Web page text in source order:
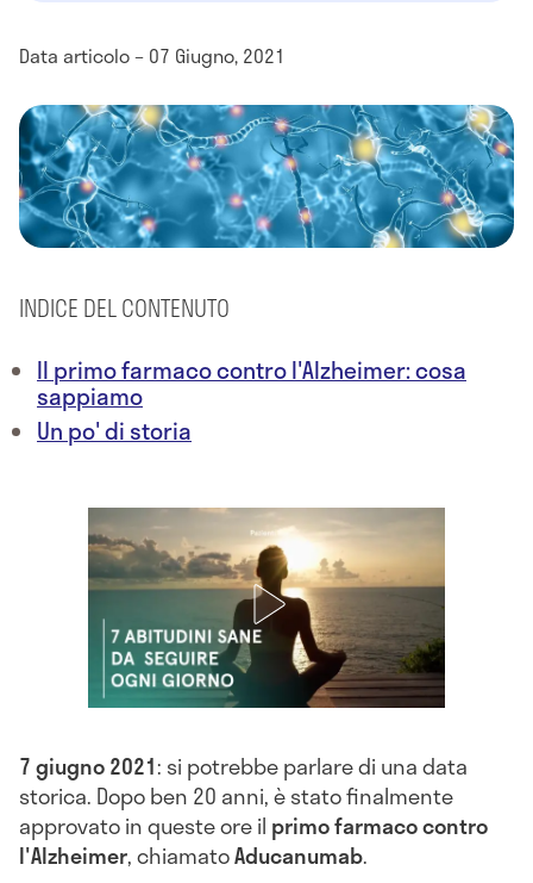
Data articolo – 07 Giugno, 2021
INDICE DEL CONTENUTO
Il primo farmaco contro l'Alzheimer: cosa
sappiamo
Un po' di storia
7 giugno 2021: si potrebbe parlare di una data
storica. Dopo ben 20 anni, è stato finalmente
approvato in queste ore il primo farmaco contro
l'Alzheimer, chiamatoAducanumab.